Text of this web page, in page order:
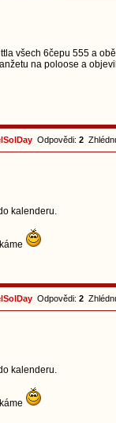
všech 6čepu 555 a
na poloose a
Odpovědi: 2
kalenderu.
Odpovědi: 2
kalenderu.